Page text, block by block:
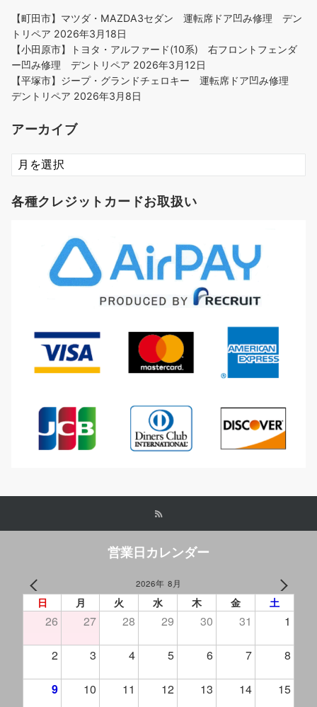
【町田市】マツダ・MAZDA3セダン 運転席ドア凹み修理 デン
トリペア 2026年3月18日
【小田原市】トヨタ・アルファード(10系) 右フロントフェンダ
ー凹み修理 デントリペア 2026年3月12日
【平塚市】ジープ・グランドチェロキー 運転席ドア凹み修理
デントリペア 2026年3月8日
アーカイブ
ア
ー
イ
各種クレジットカードお取扱い
営業日カレンダー
2026年 8月
日 月 火 水 木 金 土
26 27 28 29 30 31 1
2 3 4 5 6 7 8
9 10 11 12 13 14 15